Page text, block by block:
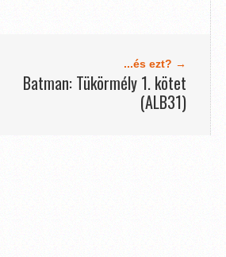
...és ezt? →
Batman: Tükörmély 1. kötet
(ALB31)